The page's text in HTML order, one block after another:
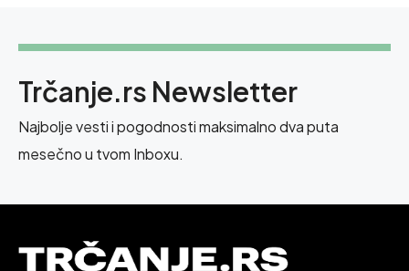
Trčanje.rs Newsletter
Najbolje vesti i pogodnosti maksimalno dva puta
mesečno u tvom Inboxu.